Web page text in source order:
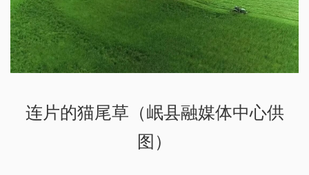
连片的猫尾草（岷县融媒体中心供
图）